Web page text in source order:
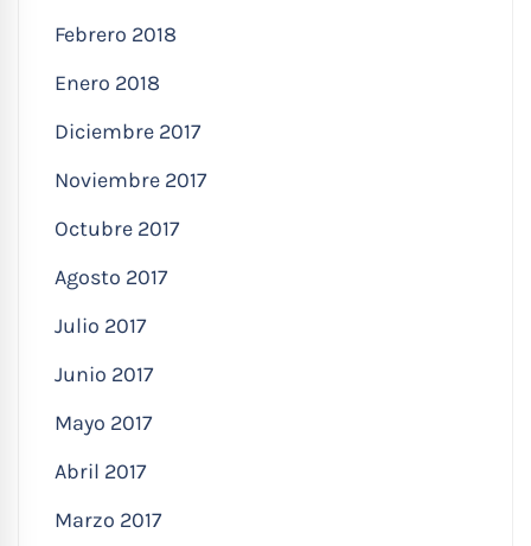
Febrero 2018
Enero 2018
Diciembre 2017
Noviembre 2017
Octubre 2017
Agosto 2017
Julio 2017
Junio 2017
Mayo 2017
Abril 2017
Marzo 2017